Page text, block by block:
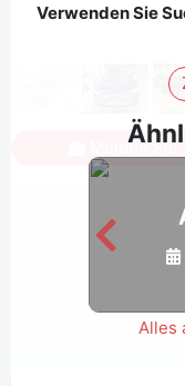
Verwenden Sie
Alles
Melden Sie